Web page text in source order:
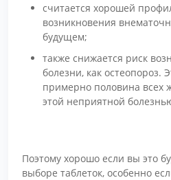
считается хорошей
возникновения
будущем;
также снижается риск
болезни, как остеопороз.
примерно половина всех
этой неприятной
Поэтому хорошо если вы это
выборе таблеток, особенно